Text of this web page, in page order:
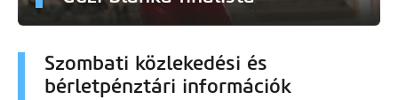
Szombati közlekedési és
bérletpénztári információk